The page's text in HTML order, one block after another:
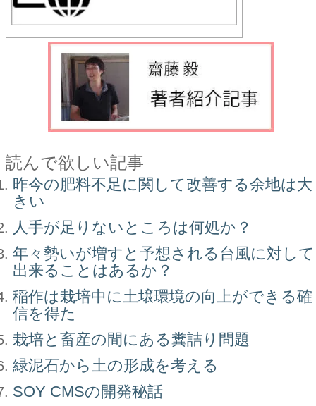
読んで欲しい記事
昨今の肥料不足に関して改善する余地は大
きい
人手が足りないところは何処か？
年々勢いが増すと予想される台風に対して
出来ることはあるか？
稲作は栽培中に土壌環境の向上ができる確
信を得た
栽培と畜産の間にある糞詰り問題
緑泥石から土の形成を考える
SOY CMSの開発秘話